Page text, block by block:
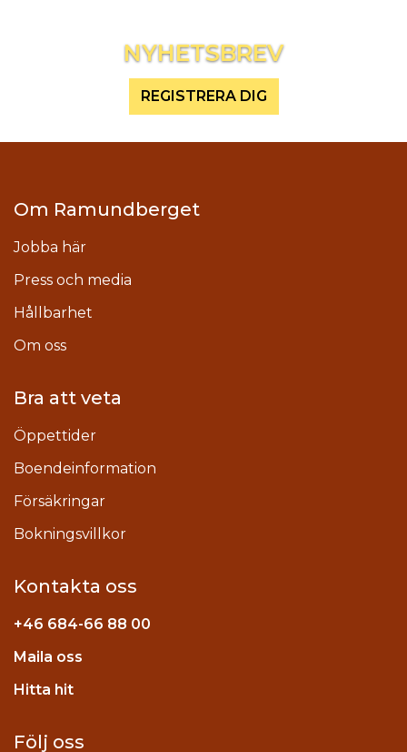
NYHETSBREV
REGISTRERA DIG
Om Ramundberget
Jobba här
Press och media
Hållbarhet
Om oss
Bra att veta
Öppettider
Boendeinformation
Försäkringar
Bokningsvillkor
Kontakta oss
+46 684-66 88 00
Maila oss
Hitta hitstagram
Följ oss